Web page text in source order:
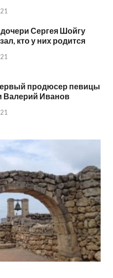
Сергея Шойгу
кто у них родится
продюсер певицы
Валерий Иванов